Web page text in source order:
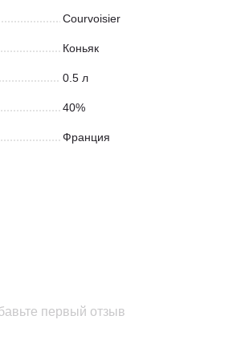
подруги
год боксы
киев
для женщин
Courvoisier
Коньяк
0.5 л
40%
Франция
первый отзыв